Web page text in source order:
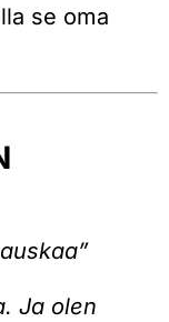
se oma
Ja olen